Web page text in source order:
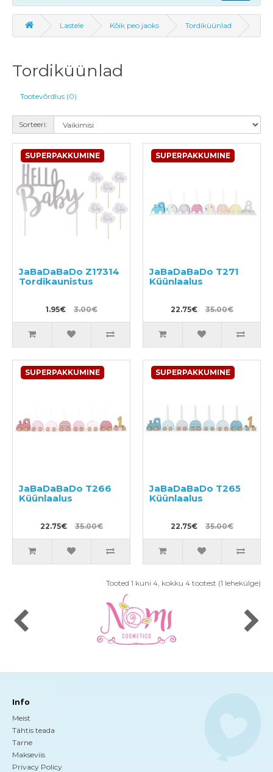
Lastele Kõik peo jaoks Tordiküünlad
Tordiküünlad
Tootevõrdlus (0)
Sorteeri:
SUPERPAKKUMINE
JaBaDaBaDo Z17314
Tordikaunistus
1.95€ 3.00€
SUPERPAKKUMINE
JaBaDaBaDo T271
Küünlaalus
22.75€ 35.00€
SUPERPAKKUMINE
JaBaDaBaDo T266
Küünlaalus
22.75€ 35.00€
SUPERPAKKUMINE
JaBaDaBaDo T265
Küünlaalus
22.75€ 35.00€
Tooted 1 kuni 4, kokku 4 tootest (1 lehekülge)
Info
Meist
Tähtis teada
Tarne
Makseviis
Privacy Policy